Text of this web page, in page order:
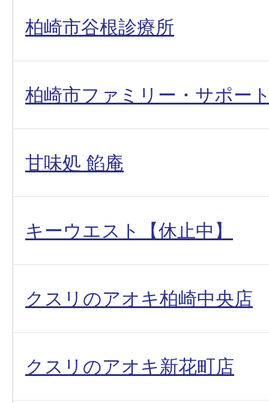
柏崎市谷根診療所
柏崎市ファミリー・サポー
甘味処 餡庵
キーウエスト【休止中】
クスリのアオキ柏崎中央店
クスリのアオキ新花町店